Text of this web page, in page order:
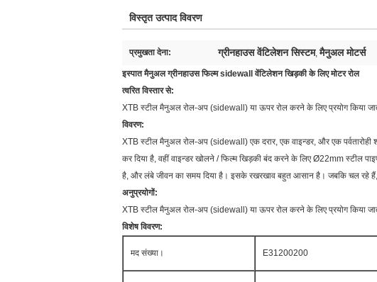
विस्तृत उत्पाद विवरण
प्रमुखता देना: ग्रीनहाउस वेंटिलेशन सिस्टम,मैनुअल मोटर्स
इस्पात मैनुअल ग्रीनहाउस फिल्म sidewall वेंटिलेशन खिड़की के लिए मोटर रोल
त्वरित विस्तार से:
XTB स्टील मैनुअल रोल-अप (sidewall) या ऊपर रोल करने के लिए प्रयोग किया
विवरण:
XTB स्टील मैनुअल रोल-अप (sidewall) एक दरार, एक वाइन्डर, और एक पर्वतारोही
कर दिया है, वहीं वाइन्डर खोलने / फिल्म खिड़की बंद करने के लिए Ø22mm स्टील
है, और लंबे जीवन का समय दिया है। इसके रखरखाव बहुत आसान है। जबकि चल रहे हैं,
अनुप्रयोगों:
XTB स्टील मैनुअल रोल-अप (sidewall) या ऊपर रोल करने के लिए प्रयोग किया
विशेष विवरण:
मद संख्या। E31200200